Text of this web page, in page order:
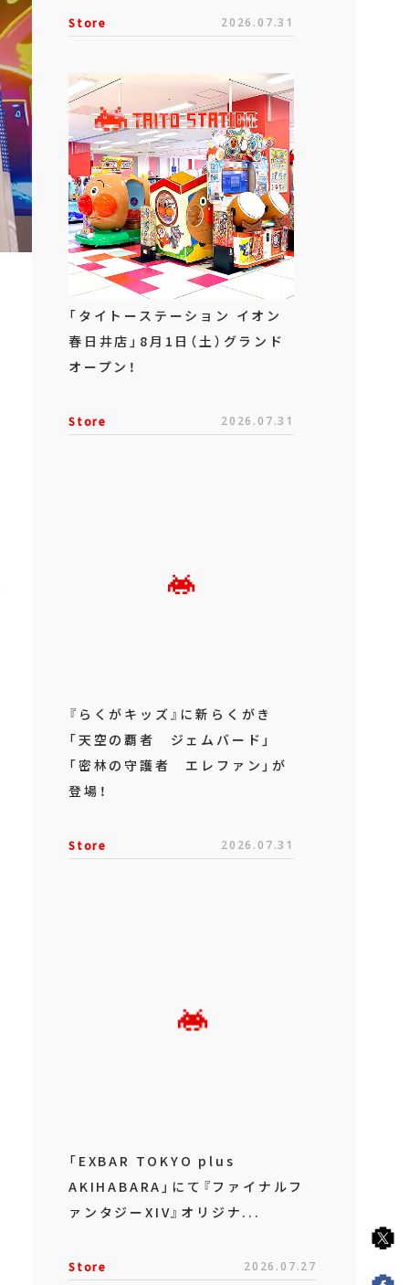
Store 2026.07.31
「タイトーステーション イオン
春日井店」8月1日（土）グランド
オープン！
Store 2026.07.31
『らくがキッズ』に新らくがき
「天空の覇者 ジェムバード」
「密林の守護者 エレファン」が
登場！
Store 2026.07.31
「EXBAR TOKYO plus
AKIHABARA」にて『ファイナルフ
ァンタジーXIV』オリジナ...
Store 2026.07.27